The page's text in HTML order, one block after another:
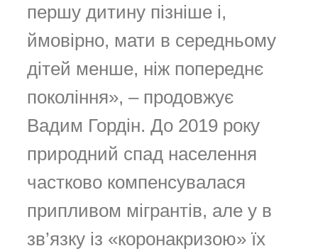
першу дитину пізніше і,
ймовірно, мати в середньому
дітей менше, ніж попереднє
покоління», – продовжує
Вадим Гордін. До 2019 року
природний спад населення
частково компенсувалася
припливом мігрантів, але у в
зв’язку із «коронакризою» їх